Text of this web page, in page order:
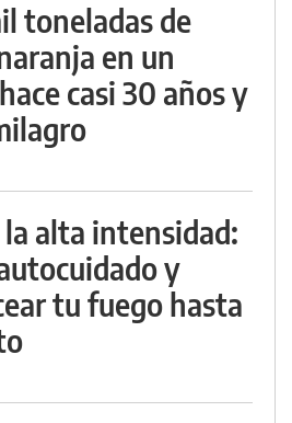
toneladas de
en un
casi 30 años y
la alta intensidad:
y
tu fuego hasta